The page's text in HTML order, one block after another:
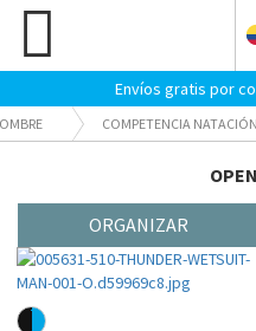
Envíos gratis por
COMPETENCIA NATACIÓN
ORGANIZAR